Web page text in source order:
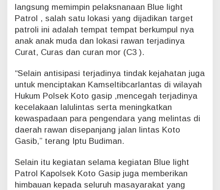
r
o
l
i
l
e
L
i
g
h
t
langsung memimpin pelaksnanaan Blue light
Patrol , salah satu lokasi yang dijadikan target
patroli ini adalah tempat tempat berkumpul nya
anak anak muda dan lokasi rawan terjadinya
Curat, Curas dan curan mor (C3 ).
“Selain antisipasi terjadinya tindak kejahatan juga
untuk menciptakan Kamseltibcarlantas di wilayah
Hukum Polsek Koto gasip ,mencegah terjadinya
kecelakaan lalulintas serta meningkatkan
kewaspadaan para pengendara yang melintas di
daerah rawan disepanjang jalan lintas Koto
Gasib,” terang Iptu Budiman.
Selain itu kegiatan selama kegiatan Blue light
Patrol Kapolsek Koto Gasip juga memberikan
himbauan kepada seluruh masayarakat yang